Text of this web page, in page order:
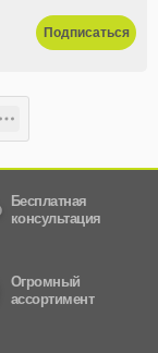
Подписаться
Бесплатная
консультация
Огромный
ассортимент